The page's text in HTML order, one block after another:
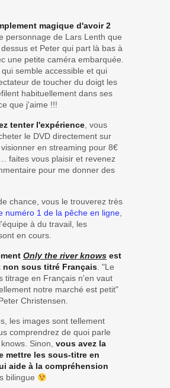
magique d'avoir 2
personnage de Lars Lenth que
et Peter qui part là bas à
une petite caméra embarquée.
semble accessible et qui
de toucher du doigt les
habituellement dans ses
que j'aime !!!
tenter l'expérience, vous
le DVD directement sur
en streaming pour 8€
faites vous plaisir et revenez
pour me donner des
chance, vous le trouverez très
numéro 1 de la pêche en ligne,
à du travail, les
en cours.
Only the river knows est
non sous titré Français. "Le
titrage en Français n'en vaut
notre marché est petit"
Christensen.
les images sont tellement
comprendrez de quoi parle
Sinon, vous avez la
mettre les sous-titre en
aide à la compréhension
bilingue